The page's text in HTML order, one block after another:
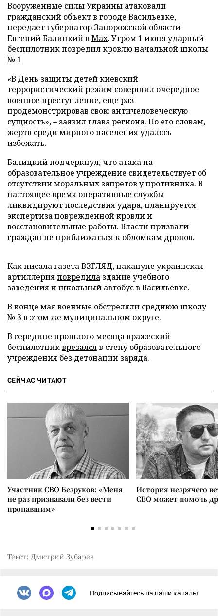
Вооруженные силы Украины атаковали
гражданский объект в городе Васильевке,
передает губернатор Запорожской области
Евгений Балицкий в Max. Утром 1 июня ударный
беспилотник повредил кровлю начальной школы
№ 1.
«В День защиты детей киевский
террористический режим совершил очередное
военное преступление, еще раз
продемонстрировав свою античеловеческую
сущность», – заявил глава региона. По его словам,
жертв среди мирного населения удалось
избежать.
Балицкий подчеркнул, что атака на
образовательное учреждение свидетельствует об
отсутствии моральных запретов у противника. В
настоящее время оперативные службы
ликвидируют последствия удара, планируется
экспертиза поврежденной кровли и
восстановительные работы. Власти призвали
граждан не приближаться к обломкам дронов.
Как писала газета ВЗГЛЯД, накануне украинская
артиллерияповредила здание учебного
заведения и школьный автобус в Васильевке.
В конце мая военные обстреляли среднюю школу
№ 3 в этом же муниципальном округе.
В середине прошлого месяца вражеский
беспилотникврезалсяв стену образовательного
учреждения без детонации заряда.
СЕЙЧАС ЧИТАЮТ
Участник СВО Безруков: «Меня
не раз признавали без вести
пропавшим»
История незрячего
СВО может помочь
Текст: Дмитрий Зубарев
Подписывайтесь на наши каналы